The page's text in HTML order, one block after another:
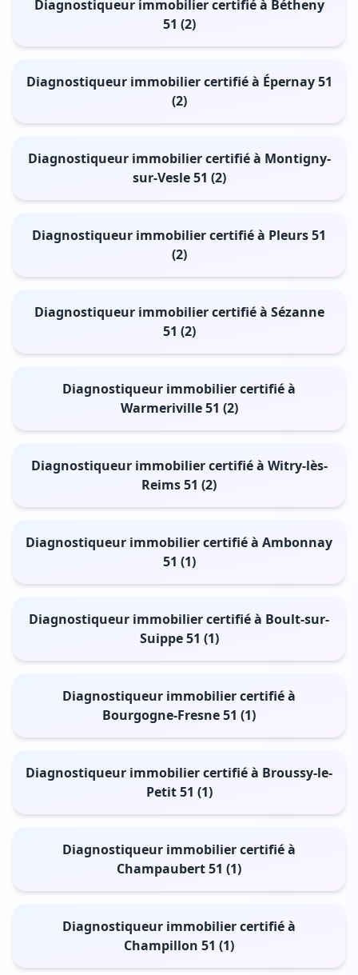
Diagnostiqueur immobilier certifié à Bétheny
51 (2)
Diagnostiqueur immobilier certifié à Épernay 51
(2)
Diagnostiqueur immobilier certifié à Montigny-
sur-Vesle 51 (2)
Diagnostiqueur immobilier certifié à Pleurs 51
(2)
Diagnostiqueur immobilier certifié à Sézanne
51 (2)
Diagnostiqueur immobilier certifié à
Warmeriville 51 (2)
Diagnostiqueur immobilier certifié à Witry-lès-
Reims 51 (2)
Diagnostiqueur immobilier certifié à Ambonnay
51 (1)
Diagnostiqueur immobilier certifié à Boult-sur-
Suippe 51 (1)
Diagnostiqueur immobilier certifié à
Bourgogne-Fresne 51 (1)
Diagnostiqueur immobilier certifié à Broussy-le-
Petit 51 (1)
Diagnostiqueur immobilier certifié à
Champaubert 51 (1)
Diagnostiqueur immobilier certifié à
Champillon 51 (1)